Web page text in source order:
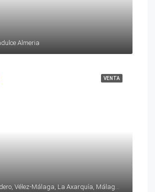
Almeria
VENTA
Cruz del Cordero, Vélez-Málaga, La Axarquía, Málaga, Andalucía, 29700, España